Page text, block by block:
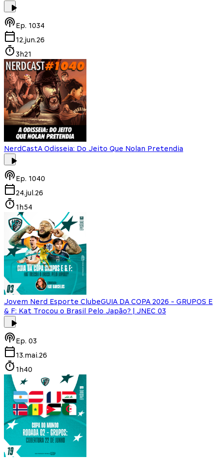
Ep. 1034
12.jun.26
3h21
NerdCastA Odisseia: Do Jeito Que Nolan Pretendia
Ep. 1040
24.jul.26
1h54
Jovem Nerd Esporte ClubeGUIA DA COPA 2026 - GRUPOS E
& F: Kat Trocou o Brasil Pelo Japão? | JNEC 03
Ep. 03
13.mai.26
1h40